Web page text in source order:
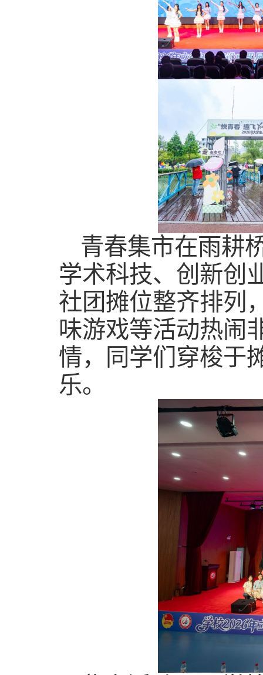
青春集市在雨耕
学术科技、创新创
社团摊位整齐排列
味游戏等活动热闹
情，同学们穿梭于
乐。